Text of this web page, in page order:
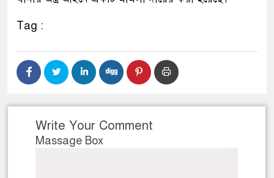
Tag :
Write Your Comment
Massage Box